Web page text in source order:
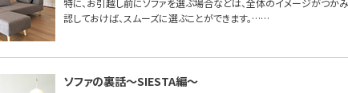
特に、お引越し前にソファを選ぶ場合などは、全体のイメージがつか
認しておけば、スムーズに選ぶことができます。……
ソファの裏話〜SIESTA編〜